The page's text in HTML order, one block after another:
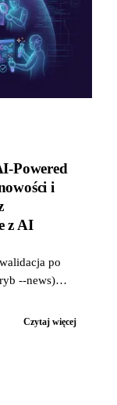
Powered
i
z AI
po
--news)
AI) do dążenia
Czytaj więcej